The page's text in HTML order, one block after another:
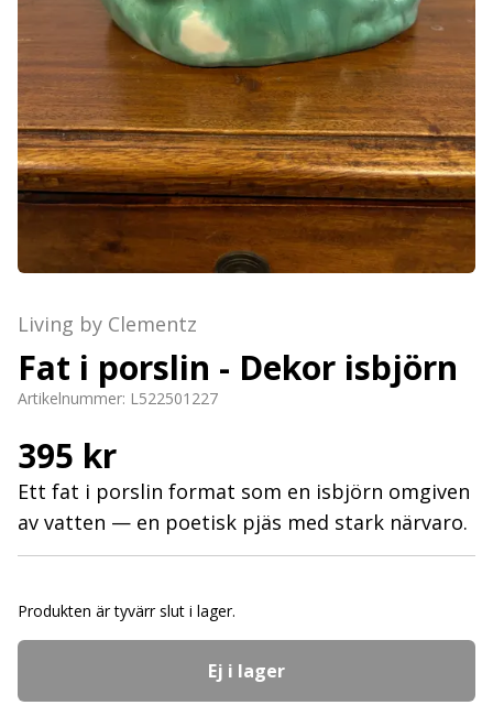
Living by Clementz
Fat i porslin - Dekor isbjörn
Artikelnummer: L522501227
395 kr
Ett fat i porslin format som en isbjörn omgiven
av vatten — en poetisk pjäs med stark närvaro.
Produkten är tyvärr slut i lager.
Ej i lager